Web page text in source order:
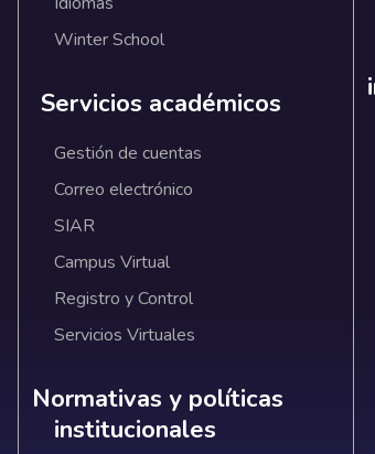
Winter School
Servicios académicos
Gestión de cuentas
Correo electrónico
SIAR
Campus Virtual
Registro y Control
Servicios Virtuales
Normativas y políticas
Normativas y políticas
institucionales